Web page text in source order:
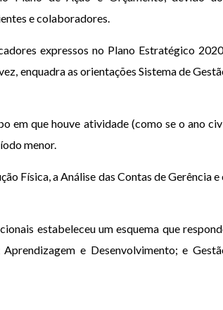
e colaboradores.
expressos no Plano Estratégico
enquadra as orientações Sistema de
em que houve atividade (como se o ano
menor.
Física, a Análise das Contas de Gerência e
estabeleceu um esquema que
e Desenvolvimento; e